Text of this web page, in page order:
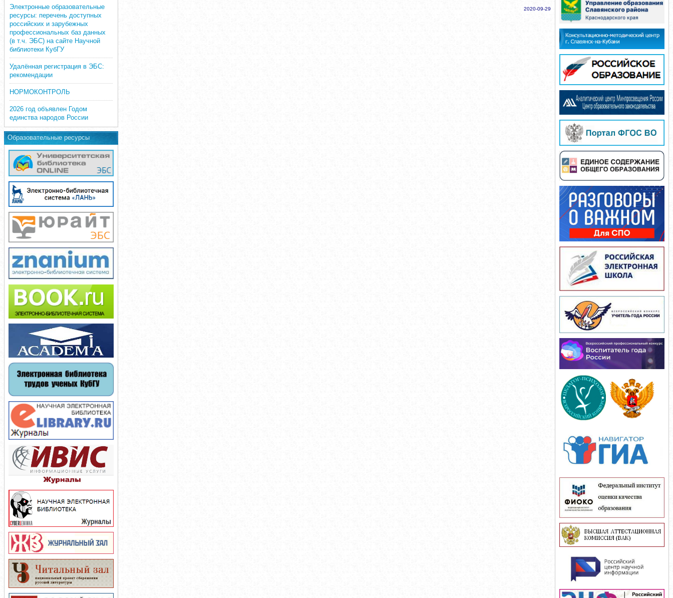
Электронные образовательные
ресурсы: перечень доступных
российских и зарубежных
профессиональных баз данных
(в т.ч. ЭБС) на сайте Научной
библиотеки КубГУ
Удалённая регистрация в ЭБС:
рекомендации
НОРМОКОНТРОЛЬ
2026 год объявлен Годом
единства народов России
Образовательные ресурсы
2020-09-29